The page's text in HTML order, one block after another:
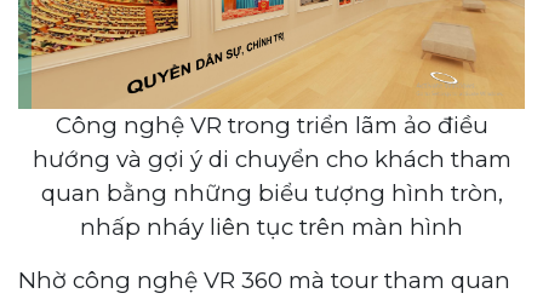
Công nghệ VR trong triển lãm ảo điều
hướng và gợi ý di chuyển cho khách tham
quan bằng những biểu tượng hình tròn,
nhấp nháy liên tục trên màn hình
Nhờ công nghệ VR 360 mà tour tham quan